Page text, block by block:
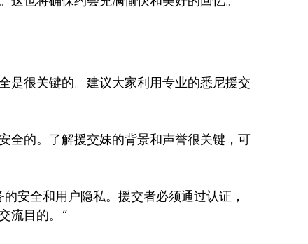
是很关键的。建议大家利用专业的悉尼援交
全的。了解援交妹的背景和声誉很关键，可
安全和用户隐私。援交者必须通过认证，
流目的。”